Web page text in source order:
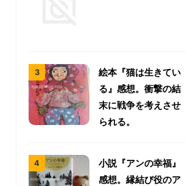
絵本『猫は生きてい
る』感想。衝撃の結
末に戦争を考えさせ
られる。
小説『アンの幸福』
感想。縁結び役のア